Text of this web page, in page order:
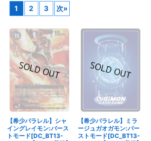
絞り込む
1 2 3 次»
【希少パラレル】シャ
イングレイモン:バース
トモード[DC_BT13-
【希少パラレル】ミラ
ージュガオガモン:バー
ストモード[DC_BT13-